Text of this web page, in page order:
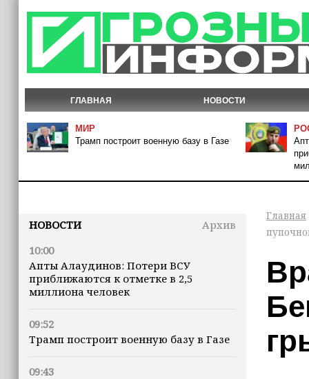
ГЛАВНАЯ НОВОСТИ
МИР
Трамп построит военную базу в Газе
НОВОСТИ
Архив
10:00
Апты Алаудинов: Потери ВСУ
приближаются к отметке в 2,5
миллиона человек
09:52
Трамп построит военную базу в Газе
09:43
Главная